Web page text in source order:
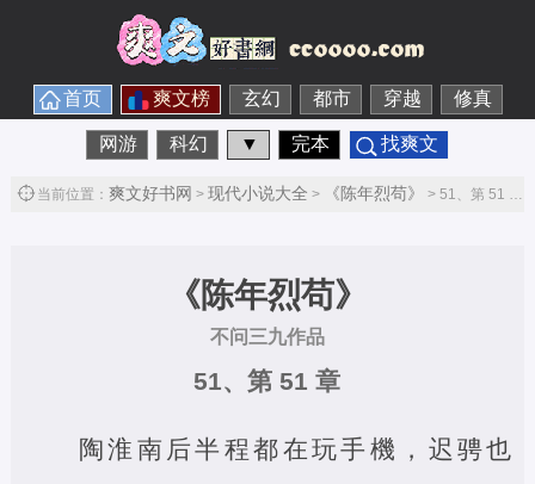
首页 爽文榜 玄幻 都市 穿越 修真
网游 科幻 ▼ 完本 找爽文
当前位置： 爽文好书网 > 现代小说大全 > 《陈年烈苟》 > 51、第 51 章第1节
《陈年烈苟》
不问三九作品
51、第 51 章
陶淮南后半程都在玩手機，迟骋也